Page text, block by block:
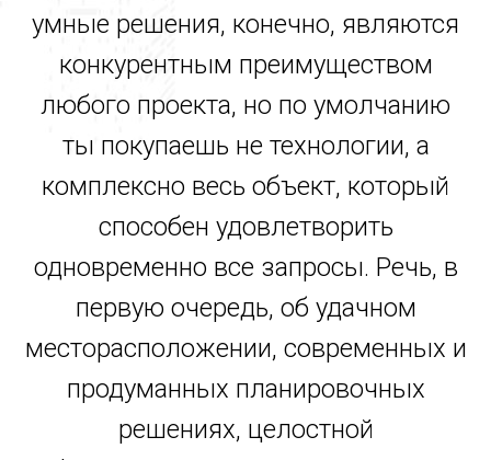
умные решения, конечно, являются
конкурентным преимуществом
любого проекта, но по умолчанию
ты покупаешь не технологии, а
комплексно весь объект, который
способен удовлетворить
одновременно все запросы. Речь, в
первую очередь, об удачном
месторасположении, современных и
продуманных планировочных
решениях, целостной